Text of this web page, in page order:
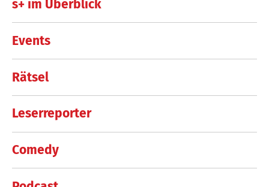
s+ im Überblick
Events
Rätsel
Leserreporter
Comedy